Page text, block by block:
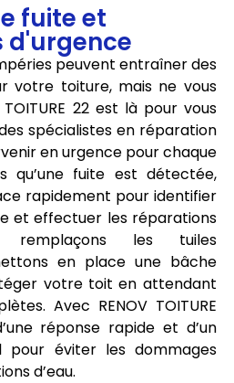
fuite et
d'urgence
peuvent entraîner des
votre toiture, mais ne vous
TOITURE 22 est là pour vous
spécialistes en réparation
en urgence pour chaque
qu’une fuite est détectée,
rapidement pour identifier
et effectuer les réparations
remplaçons les tuiles
en place une bâche
votre toit en attendant
Avec RENOV TOITURE
réponse rapide et d’un
pour éviter les dommages
d’eau.